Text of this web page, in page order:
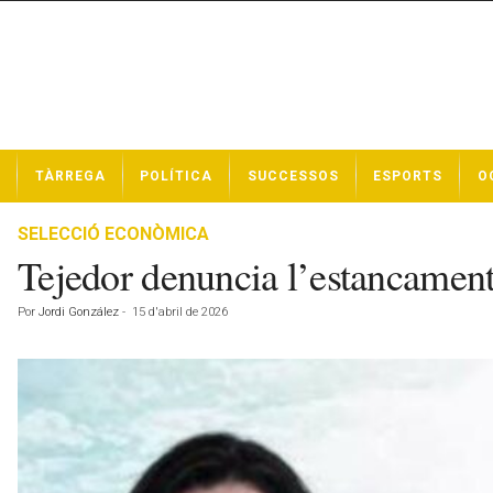
t
TÀRREGA POLÍTICA SUCCESSOS ESPORTS
SELECCIÓ ECONÒMICA
Tejedor denuncia
Por Jordi González - 15 d'abril de 2026